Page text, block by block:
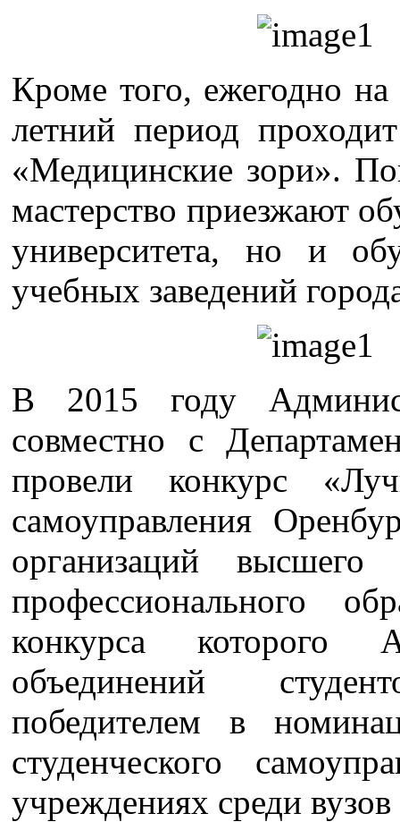
Кроме того, ежегодно
летний период
«Медицинские зори».
мастерство приезжают
университета, но и
учебных заведений
В 2015 году
совместно с
провели конкурс
самоуправления
организаций высшего
профессионального
конкурса которого
объединений
победителем в
студенческого
учреждениях среди вузов